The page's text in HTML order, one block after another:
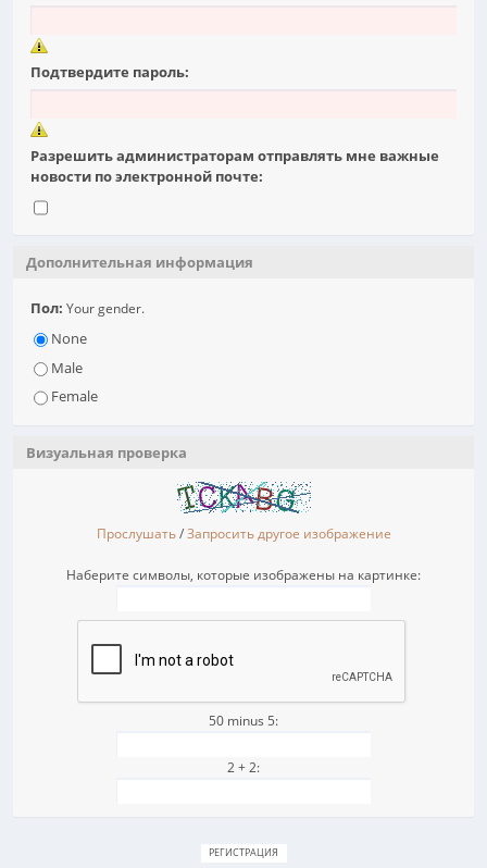
Подтвердите пароль:
Разрешить администраторам отправлять мне важные
новости по электронной почте:
Дополнительная информация
Пол: Your gender.
None
Male
Female
Визуальная проверка
Прослушать/Запросить другое изображение
Наберите символы, которые изображены на картинке:
50 minus 5:
2 + 2: